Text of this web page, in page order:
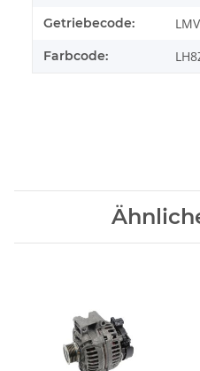
Getriebecode:
Farbcode: